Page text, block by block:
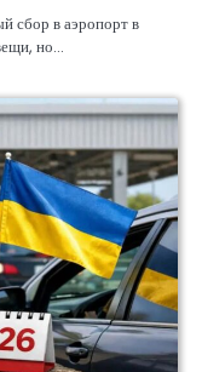
сбор в аэропорт в
но…